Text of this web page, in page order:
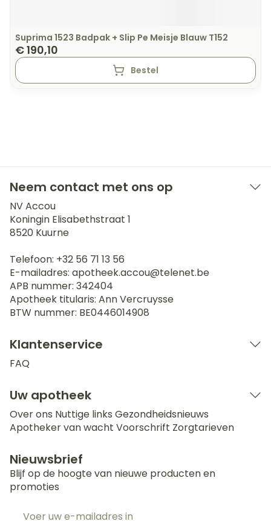
Suprima 1523 Badpak + Slip Pe Meisje Blauw T152
€ 190,10
Bestel
Neem contact met ons op
NV Accou
Koningin Elisabethstraat 1
8520 Kuurne
Telefoon: +32 56 71 13 56
E-mailadres: apotheek.accou@telenet.be
APB nummer: 342404
Apotheek titularis: Ann Vercruysse
BTW nummer: BE0446014908
Klantenservice
FAQ
Uw apotheek
Over ons Nuttige links Gezondheidsnieuws
Apotheker van wacht Voorschrift Zorgtarieven
Nieuwsbrief
Blijf op de hoogte van nieuwe producten en
promoties